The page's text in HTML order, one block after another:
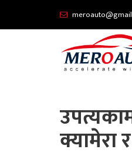
क्यामेरा